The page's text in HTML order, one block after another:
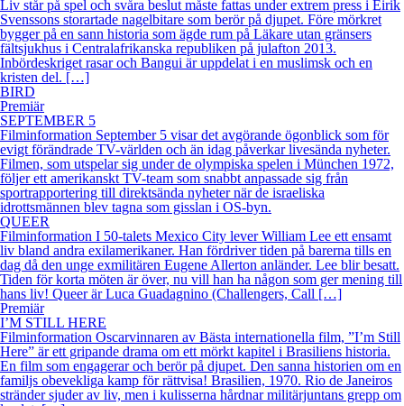
Liv står på spel och svåra beslut måste fattas under extrem press i Eirik
Svenssons storartade nagelbitare som berör på djupet. Före mörkret
bygger på en sann historia som ägde rum på Läkare utan gränsers
fältsjukhus i Centralafrikanska republiken på julafton 2013.
Inbördeskriget rasar och Bangui är uppdelat i en muslimsk och en
kristen del. […]
BIRD
Premiär
SEPTEMBER 5
Filminformation September 5 visar det avgörande ögonblick som för
evigt förändrade TV-världen och än idag påverkar livesända nyheter.
Filmen, som utspelar sig under de olympiska spelen i München 1972,
följer ett amerikanskt TV-team som snabbt anpassade sig från
sportrapportering till direktsända nyheter när de israeliska
idrottsmännen blev tagna som gisslan i OS-byn.
QUEER
Filminformation I 50-talets Mexico City lever William Lee ett ensamt
liv bland andra exilamerikaner. Han fördriver tiden på barerna tills en
dag då den unge exmilitären Eugene Allerton anländer. Lee blir besatt.
Tiden för korta möten är över, nu vill han ha någon som ger mening till
hans liv! Queer är Luca Guadagnino (Challengers, Call […]
Premiär
I’M STILL HERE
Filminformation Oscarvinnaren av Bästa internationella film, ”I’m Still
Here” är ett gripande drama om ett mörkt kapitel i Brasiliens historia.
En film som engagerar och berör på djupet. Den sanna historien om en
familjs obevekliga kamp för rättvisa! Brasilien, 1970. Rio de Janeiros
stränder sjuder av liv, men i kulisserna hårdnar militärjuntans grepp om